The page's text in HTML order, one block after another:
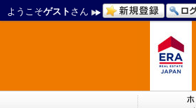
ようこそゲスト さん